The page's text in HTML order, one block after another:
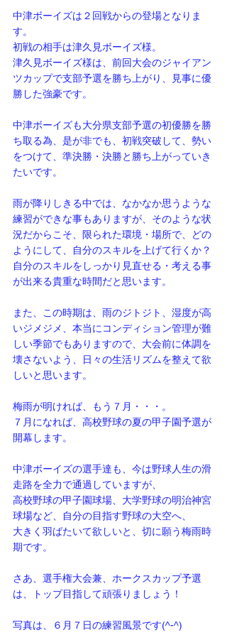
中津ボーイズは２回戦からの登場となりま
す。
初戦の相手は津久見ボーイズ様。
津久見ボーイズ様は、前回大会のジャイアン
ツカップで支部予選を勝ち上がり、見事に優
勝した強豪です。
中津ボーイズも大分県支部予選の初優勝を勝
ち取る為、是が非でも、初戦突破して、勢い
をつけて、準決勝・決勝と勝ち上がっていき
たいです。
雨が降りしきる中では、なかなか思うような
練習ができな事もありますが、そのような状
況だからこそ、限られた環境・場所で、どの
ようにして、自分のスキルを上げて行くか？
自分のスキルをしっかり見直せる・考える事
が出来る貴重な時間だと思います。
また、この時期は、雨のジトジト、湿度が高
いジメジメ、本当にコンディション管理が難
しい季節でもありますので、大会前に体調を
壊さないよう、日々の生活リズムを整えて欲
しいと思います。
梅雨が明ければ、もう７月・・・。
７月になれば、高校野球の夏の甲子園予選が
開幕します。
中津ボーイズの選手達も、今は野球人生の滑
走路を全力で通過していますが、
高校野球の甲子園球場、大学野球の明治神宮
球場など、自分の目指す野球の大空へ、
大きく羽ばたいて欲しいと、切に願う梅雨時
期です。
さあ、選手権大会兼、ホークスカップ予選
は、トップ目指して頑張りましょう！
写真は、６月７日の練習風景です(^-^)